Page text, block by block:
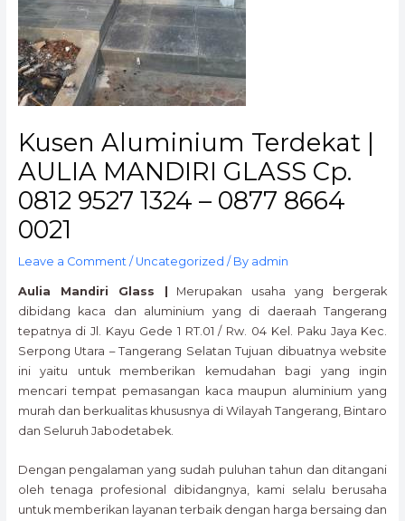
Kusen Aluminium Terdekat |
AULIA MANDIRI GLASS Cp.
0812 9527 1324 – 0877 8664
0021
Leave a Comment / Uncategorized / By admin
Aulia Mandiri Glass |
Merupakan usaha yang bergerak
dibidang kaca dan aluminium yang di daeraah Tangerang
tepatnya di Jl. Kayu Gede 1 RT.01 / Rw. 04 Kel. Paku Jaya Kec.
Serpong Utara – Tangerang Selatan Tujuan dibuatnya website
ini yaitu untuk memberikan kemudahan bagi yang ingin
mencari tempat pemasangan kaca maupun aluminium yang
murah dan berkualitas khususnya di Wilayah Tangerang, Bintaro
dan Seluruh Jabodetabek.
Dengan pengalaman yang sudah puluhan tahun dan ditangani
oleh tenaga profesional dibidangnya, kami selalu berusaha
untuk memberikan layanan terbaik dengan harga bersaing dan